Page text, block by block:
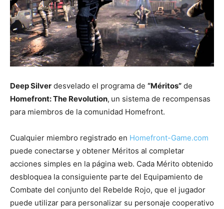
Deep Silver desvelado el programa de “Méritos” de
Homefront: The Revolution, un sistema de recompensas
para miembros de la comunidad Homefront.
Cualquier miembro registrado en Homefront-Game.com
puede conectarse y obtener Méritos al completar
acciones simples en la página web. Cada Mérito obtenido
desbloquea la consiguiente parte del Equipamiento de
Combate del conjunto del Rebelde Rojo, que el jugador
puede utilizar para personalizar su personaje cooperativo